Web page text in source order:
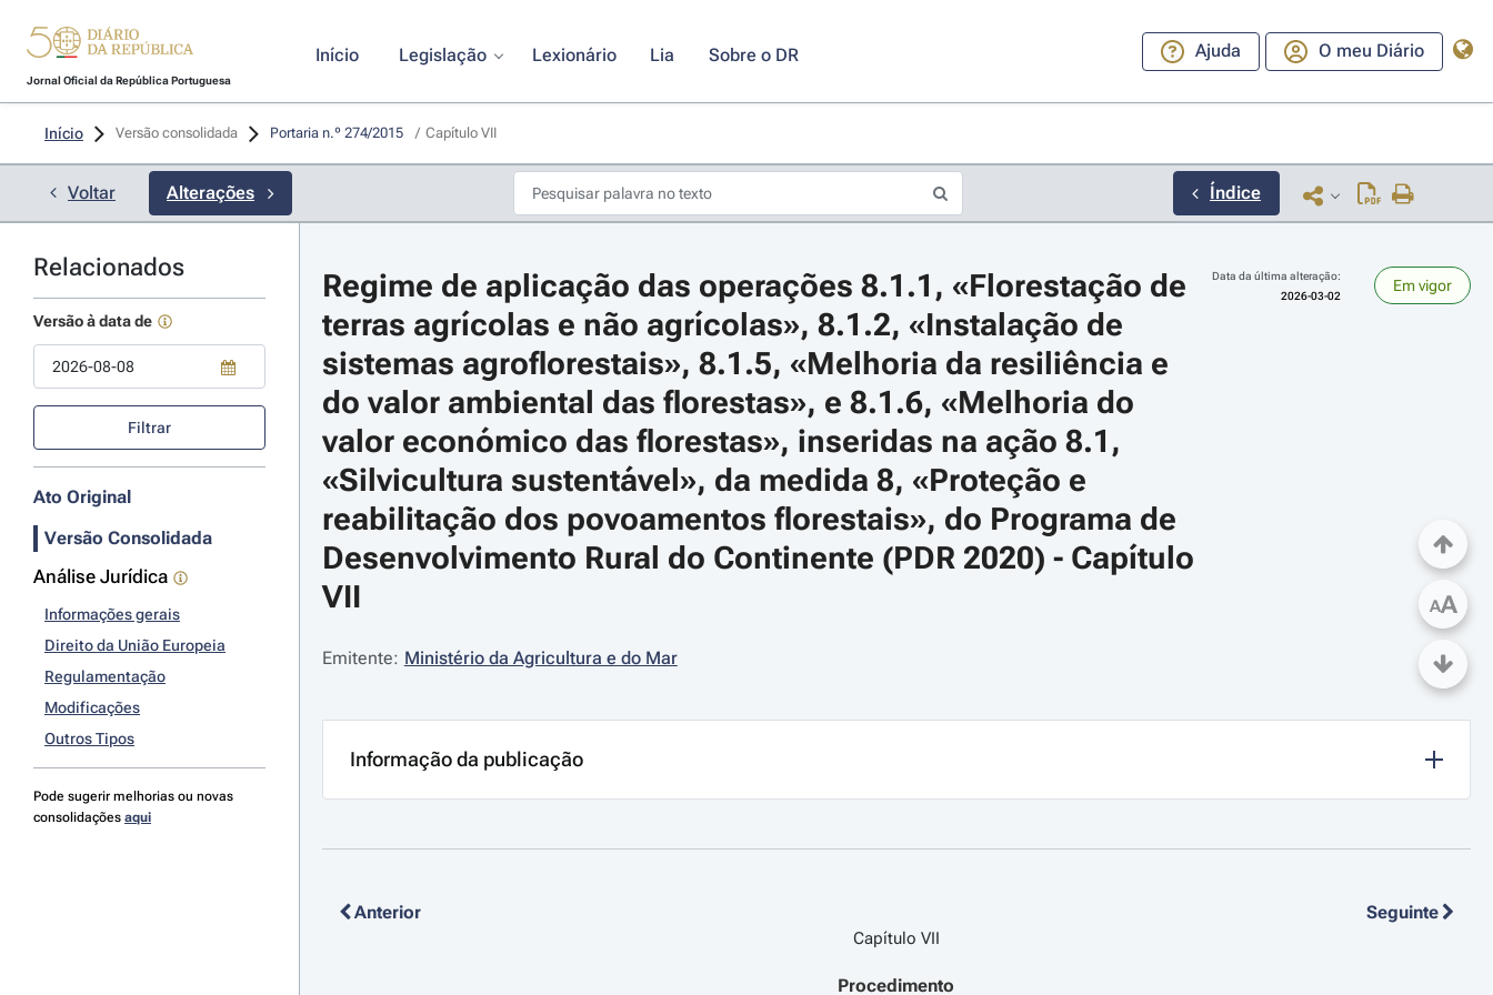
Jornal Oficial da República Portuguesa
Início Legislação Lexionário Lia Sobre o DR Ajuda O meu Diário
Início Versão consolidada Portaria n.º 274/2015 / Capítulo VII
Voltar Alterações Índice
Relacionados
Versão à data de
Use a tecla de seta para baixo para abrir o calendário; Use as teclas de seta para navegar pelos dias do calendário; Use as teclas cmd ou ctrl + setas direita ou esquerda para navegar pelos meses; Use as teclas
Filtrar
Ato Original
Versão Consolidada
Análise Jurídica
Informações gerais
Direito da União Europeia
Regulamentação
Modificações
Outros Tipos
Pode sugerir melhorias ou novas
consolidações aqui
Regime de aplicação das operações 8.1.1, «Florestação de
terras agrícolas e não agrícolas», 8.1.2, «Instalação de
sistemas agroflorestais», 8.1.5, «Melhoria da resiliência e
do valor ambiental das florestas», e 8.1.6, «Melhoria do
valor económico das florestas», inseridas na ação 8.1,
«Silvicultura sustentável», da medida 8, «Proteção e
reabilitação dos povoamentos florestais», do Programa de
Desenvolvimento Rural do Continente (PDR 2020) - Capítulo
VII
Data da última alteração:
2026-03-02
Em vigor
Emitente: Ministério da Agricultura e do Mar
Informação da publicação
Anterior Seguinte
Capítulo VII
Procedimento
AA